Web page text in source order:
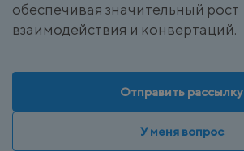
обеспечивая значительный рост
взаимодействия и конвертаций.
Отправить рассылку
У меня вопрос